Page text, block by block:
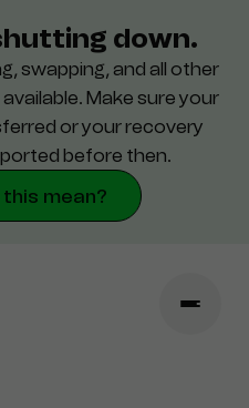
down.
swapping, and all other
Make sure your
or your recovery
before then.
mean?